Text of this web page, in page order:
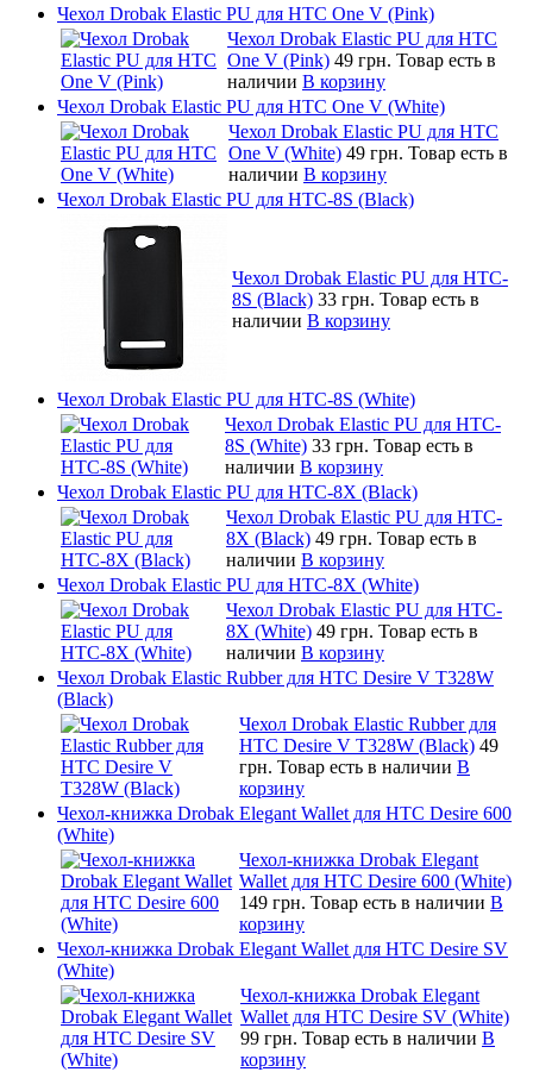
Чехол Drobak Elastic PU для HTC One V (Pink)
Чехол Drobak Elastic PU для HTC
One V (Pink) 49 грн. Товар есть в
наличии В корзину
Чехол Drobak Elastic PU для HTC One V (White)
Чехол Drobak Elastic PU для HTC
One V (White) 49 грн. Товар есть в
наличии В корзину
Чехол Drobak Elastic PU для HTC-8S (Black)
Чехол Drobak Elastic PU для HTC-
8S (Black) 33 грн. Товар есть в
наличии В корзину
Чехол Drobak Elastic PU для HTC-8S (White)
Чехол Drobak Elastic PU для HTC-
8S (White) 33 грн. Товар есть в
наличии В корзину
Чехол Drobak Elastic PU для HTC-8X (Black)
Чехол Drobak Elastic PU для HTC-
8X (Black) 49 грн. Товар есть в
наличии В корзину
Чехол Drobak Elastic PU для HTC-8X (White)
Чехол Drobak Elastic PU для HTC-
8X (White) 49 грн. Товар есть в
наличии В корзину
Чехол Drobak Elastic Rubber для HTC Desire V T328W
(Black)
Чехол Drobak Elastic Rubber для
HTC Desire V T328W (Black) 49
грн. Товар есть в наличии В
корзину
Чехол-книжка Drobak Elegant Wallet для HTC Desire 600
(White)
Чехол-книжка Drobak Elegant
Wallet для HTC Desire 600 (White)
149 грн. Товар есть в наличии В
корзину
Чехол-книжка Drobak Elegant Wallet для HTC Desire SV
(White)
Чехол-книжка Drobak Elegant
Wallet для HTC Desire SV (White)
99 грн. Товар есть в наличии В
корзину